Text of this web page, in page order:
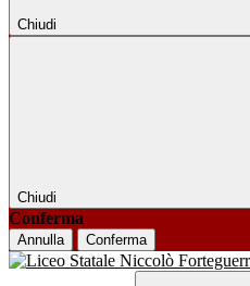
Chiudi
Chiudi
Conferma
Annulla Conferma